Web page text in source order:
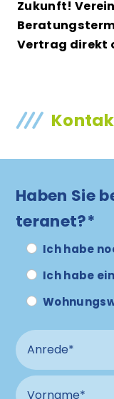
Zukunft!
Vertrag direkt
Haben Sie
teranet?*
Ich habe
Ich habe
Anrede
Vorname